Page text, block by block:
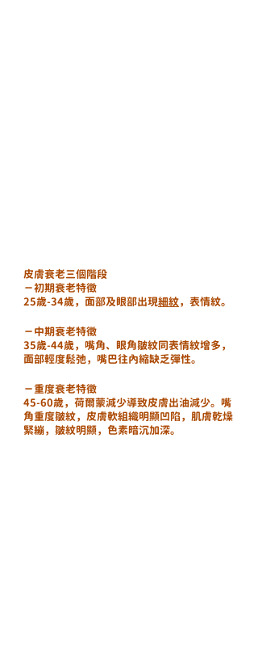
皮膚衰老三個階段
－初期衰老特徵
25歲-34歲，面部及眼部出現細紋，表情紋。
－中期衰老特徵
35歲-44歲，嘴角、眼角皺紋同表情紋增多，
面部輕度鬆弛，嘴巴往內縮缺乏彈性。
－重度衰老特徵
45-60歲，荷爾蒙減少導致皮膚出油減少。嘴
角重度皺紋，皮膚軟組織明顯凹陷，肌膚乾燥
緊繃，皺紋明顯，色素暗沉加深。